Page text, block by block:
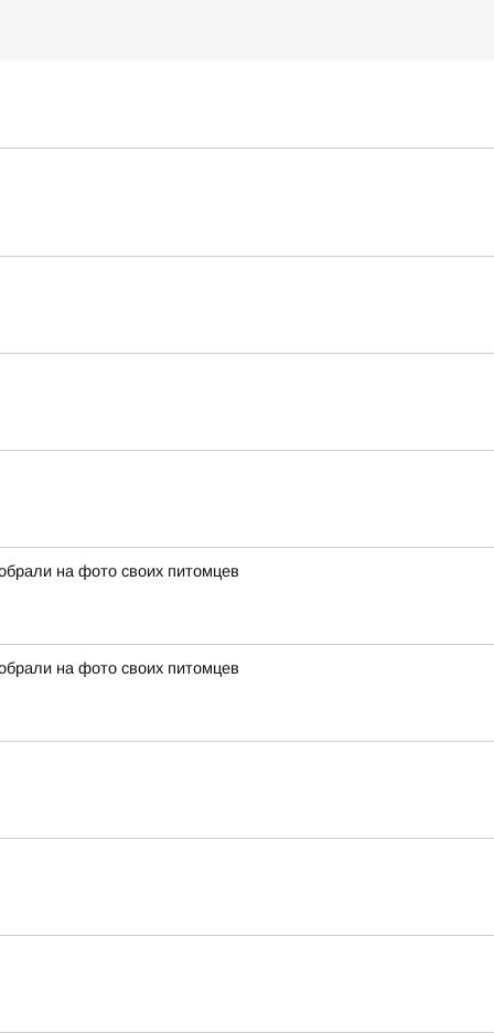
на фото своих питомцев
на фото своих питомцев